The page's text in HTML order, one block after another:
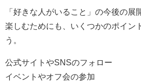
「好きな人がいること」の今後の展
楽しむためにも、いくつかのポイン
う。
公式サイトやSNSのフォロー
イベントやオフ会の参加